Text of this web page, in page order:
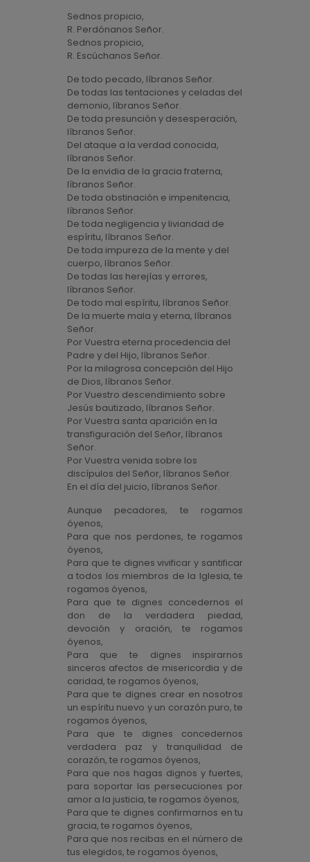
Sednos propicio,
R. Perdónanos Señor.
Sednos propicio,
R. Escúchanos Señor.
De todo pecado, líbranos Señor.
De todas las tentaciones y celadas del
demonio, líbranos Señor.
De toda presunción y desesperación,
líbranos Señor.
Del ataque a la verdad conocida,
líbranos Señor.
De la envidia de la gracia fraterna,
líbranos Señor.
De toda obstinación e impenitencia,
líbranos Señor.
De toda negligencia y liviandad de
espíritu, líbranos Señor.
De toda impureza de la mente y del
cuerpo, líbranos Señor.
De todas las herejías y errores,
líbranos Señor.
De todo mal espíritu, líbranos Señor.
De la muerte mala y eterna, líbranos
Señor.
Por Vuestra eterna procedencia del
Padre y del Hijo, líbranos Señor.
Por la milagrosa concepción del Hijo
de Dios, líbranos Señor.
Por Vuestro descendimiento sobre
Jesús bautizado, líbranos Señor.
Por Vuestra santa aparición en la
transfiguración del Señor, líbranos
Señor.
Por Vuestra venida sobre los
discípulos del Señor, líbranos Señor.
En el día del juicio, líbranos Señor.
Aunque pecadores, te rogamos
óyenos,
Para que nos perdones, te rogamos
óyenos,
Para que te dignes vivificar y santificar
a todos los miembros de la Iglesia, te
rogamos óyenos,
Para que te dignes concedernos el
don de la verdadera piedad,
devoción y oración, te rogamos
óyenos,
Para que te dignes inspirarnos
sinceros afectos de misericordia y de
caridad, te rogamos óyenos,
Para que te dignes crear en nosotros
un espíritu nuevo y un corazón puro, te
rogamos óyenos,
Para que te dignes concedernos
verdadera paz y tranquilidad de
corazón, te rogamos óyenos,
Para que nos hagas dignos y fuertes,
para soportar las persecuciones por
amor a la justicia, te rogamos óyenos,
Para que te dignes confirmarnos en tu
gracia, te rogamos óyenos,
Para que nos recibas en el número de
tus elegidos, te rogamos óyenos,